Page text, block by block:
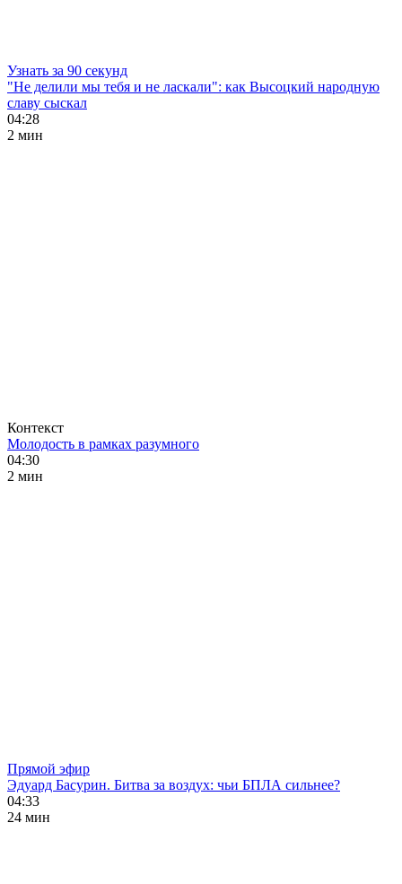
Узнать за 90 секунд
"Не делили мы тебя и не ласкали": как Высоцкий народную
славу сыскал
04:28
2 мин
Контекст
Молодость в рамках разумного
04:30
2 мин
Прямой эфир
Эдуард Басурин. Битва за воздух: чьи БПЛА сильнее?
04:33
24 мин